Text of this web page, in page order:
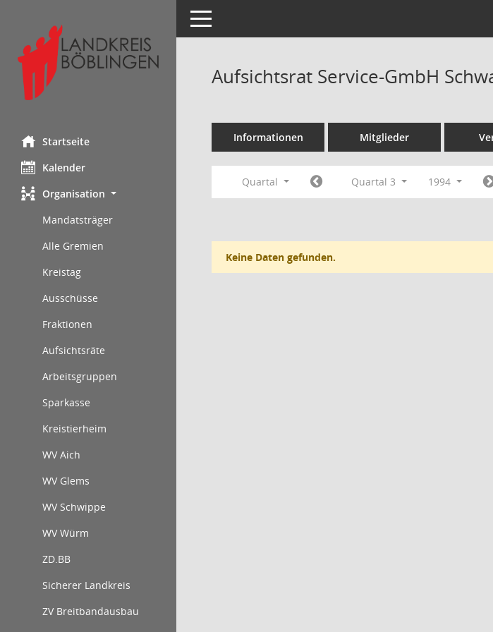
Startseite
Kalender
Organisation
Mandatsträger
Alle Gremien
Kreistag
Ausschüsse
Fraktionen
Aufsichtsräte
Arbeitsgruppen
Sparkasse
Kreistierheim
WV Aich
WV Glems
WV Schwippe
WV Würm
ZD.BB
Sicherer Landkreis
ZV Breitbandausbau
Toggle navigation
Aufsichtsrat Service-GmbH
Informationen Mitglieder
Quartal Quartal 3 1994
Keine Daten gefunden.